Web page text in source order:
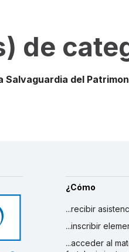
de
Salvaguardia del
¿Cómo
...recibir
...inscribir
...acceder al